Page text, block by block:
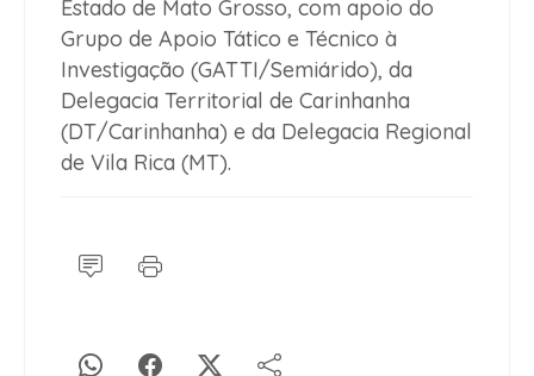
Estado de Mato Grosso, com apoio do
Grupo de Apoio Tático e Técnico à
Investigação (GATTI/Semiárido), da
Delegacia Territorial de Carinhanha
(DT/Carinhanha) e da Delegacia Regional
de Vila Rica (MT).